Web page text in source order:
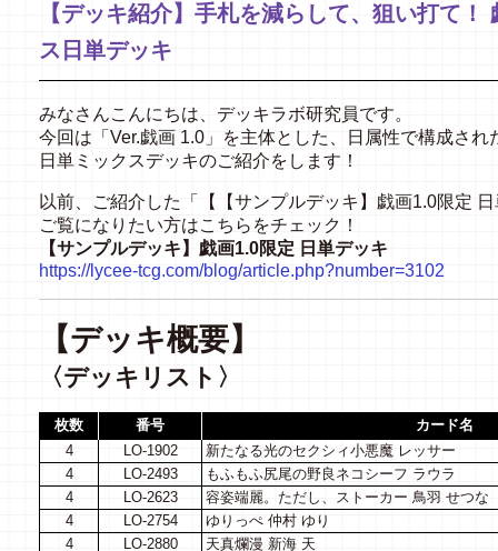
【デッキ紹介】手札を減らして、狙い打て！
ス日単デッキ
みなさんこんにちは、デッキラボ研究員です。
今回は「Ver.戯画 1.0」を主体とした、日属性で構成され
日単ミックスデッキのご紹介をします！
以前、ご紹介した「【【サンプルデッキ】戯画1.0限定
ご覧になりたい方はこちらをチェック！
【サンプルデッキ】戯画1.0限定 日単デッキ
https://lycee-tcg.com/blog/article.php?number=3102
【デッキ概要】
〈デッキリスト〉
枚数 番号
カード名
4
LO-1902
新たなる光のセクシィ小悪魔 レッサー
4
LO-2493
もふもふ尻尾の野良ネコシーフ ラウラ
4
LO-2623
容姿端麗。ただし、ストーカー 鳥羽 せつな
4
LO-2754
ゆりっぺ 仲村 ゆり
4
LO-2880
天真爛漫 新海 天